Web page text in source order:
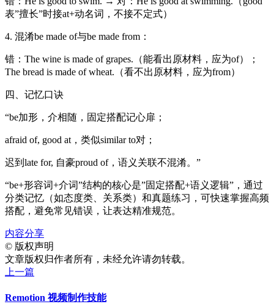
表”擅长”时接at+动名词，不接不定式）
4. 混淆be made of与be made from：
错：The wine is made of grapes.（能看出原材料，应为of）；
The bread is made of wheat.（看不出原材料，应为from）
四、记忆口诀
“be加形，介相随，固定搭配记心扉；
afraid of, good at，类似similar to对；
迟到late for, 自豪proud of，语义关联不混淆。”
“be+形容词+介词”结构的核心是”固定搭配+语义逻辑”，通过
分类记忆（如态度类、关系类）和真题练习，可快速掌握高频
搭配，避免常见错误，让表达精准规范。
内容分享
© 版权声明
文章版权归作者所有，未经允许请勿转载。
上一篇
Remotion 视频制作技能